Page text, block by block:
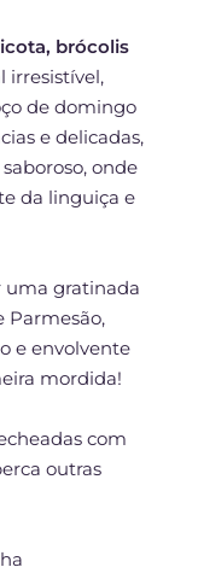
brócolis
irresistível,
de domingo
e delicadas,
onde
da linguiça e
uma gratinada
Parmesão,
e envolvente
mordida!
com
outras